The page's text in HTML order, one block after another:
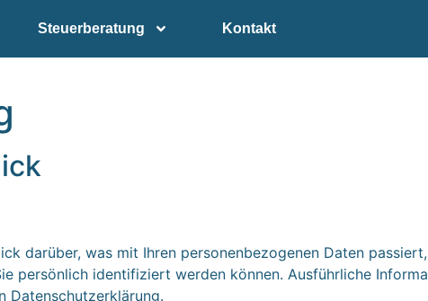
Steuerberatung Kontakt
darüber, was mit Ihren personenbezogenen Daten
persönlich identifiziert werden können. Ausführliche
Datenschutzerklärung.